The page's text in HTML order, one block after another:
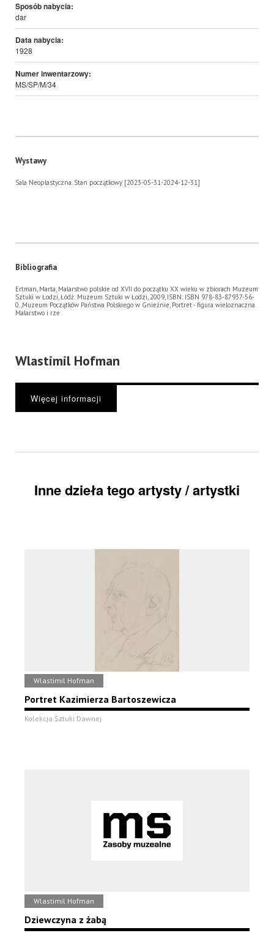
Sposób nabycia:
dar
Data nabycia:
1928
Numer inwentarzowy:
MS/SP/M/34
Wystawy
Sala Neoplastyczna. Stan początkowy [2023-05-31-2024-12-31]
Bibliografia
Ertman, Marta, Malarstwo polskie od XVII do początku XX wieku w zbiorach Muzeum
Sztuki w Łodzi, Łódź: Muzeum Sztuki w Łodzi, 2009, ISBN: ISBN 978-83-87937-56-
0.,Muzeum Początków Państwa Polskiego w Gnieźnie, Portret - figura wieloznaczna.
Malarstwo i rze
Wlastimil Hofman
Więcej informacji
Inne dzieła tego artysty / artystki
Wlastimil Hofman
Portret Kazimierza Bartoszewicza
Kolekcja Sztuki Dawnej
Wlastimil Hofman
Dziewczyna z żabą